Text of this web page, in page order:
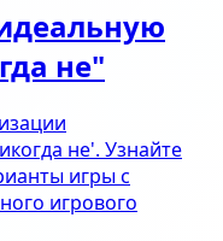
не"
не'. Узнайте
игры с
игрового